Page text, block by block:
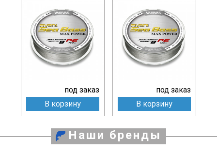
под заказ
В корзину
под заказ
В корзину
Наши бренды